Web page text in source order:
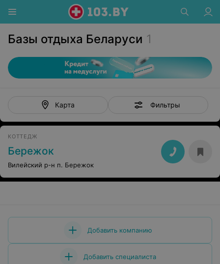
Базы отдыха Беларуси 1
Карта Фильтры
КОТТЕДЖ
Бережок
Вилейский р-н п. Бережок
Добавить компанию
Добавить специалиста